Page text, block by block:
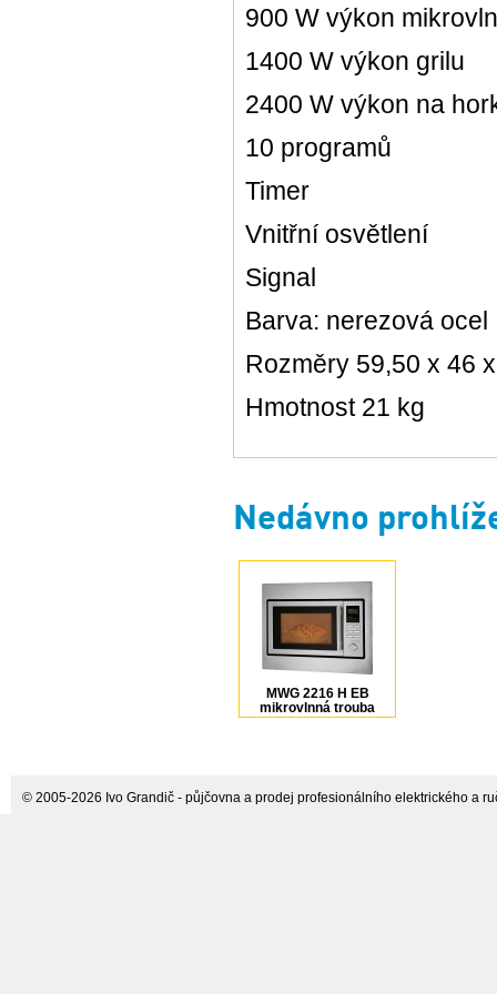
900 W výkon mikrovln
1400 W výkon grilu
2400 W výkon na
10 programů
Timer
Vnitřní osvětlení
Signal
Barva: nerezová ocel
Rozměry 59,50 x 46
Hmotnost 21 kg
Nedávno
MWG 2216 H EB
mikrovlnná trouba
vest. Bomann
© 2005-2026 Ivo Grandič - půjčovna a prodej profesionálního elektrického a